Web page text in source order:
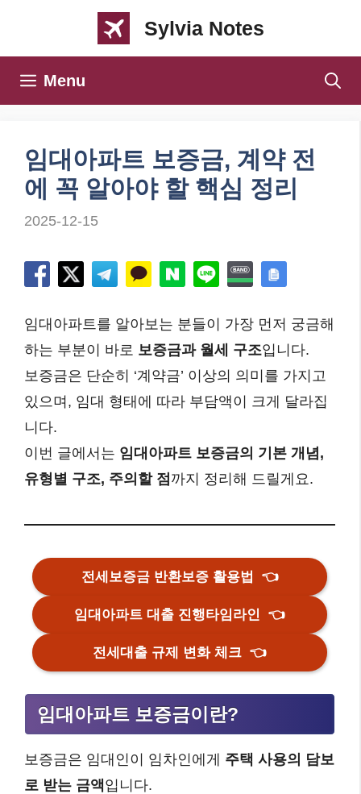
Sylvia Notes
Menu
임대아파트 보증금, 계약 전
에 꼭 알아야 할 핵심 정리
2025-12-15
임대아파트를 알아보는 분들이 가장 먼저 궁금해
하는 부분이 바로 보증금과 월세 구조입니다.
보증금은 단순히 ‘계약금’ 이상의 의미를 가지고
있으며, 임대 형태에 따라 부담액이 크게 달라집
니다.
이번 글에서는 임대아파트 보증금의 기본 개념,
유형별 구조, 주의할 점 까지 정리해 드릴게요.
전세보증금 반환보증 활용법 👈
임대아파트 대출 진행타임라인 👈
전세대출 규제 변화 체크 👈
임대아파트 보증금이란?
보증금은 임대인이 임차인에게 주택 사용의 담보
로 받는 금액입니다.